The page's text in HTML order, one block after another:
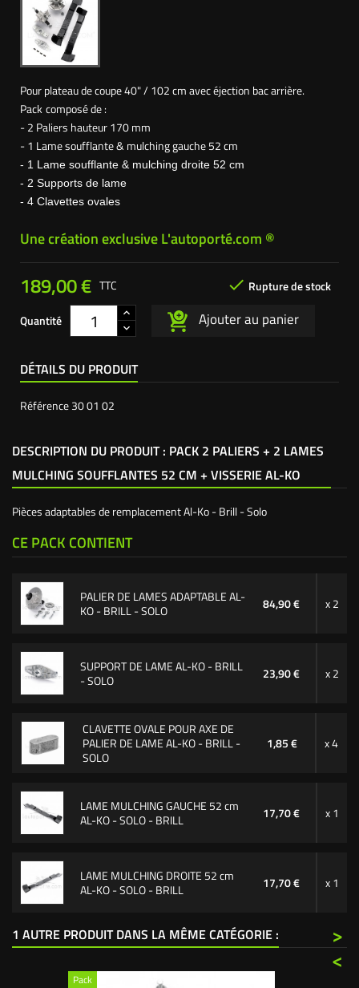
Pour plateau de coupe 40" / 102 cm avec éjection bac arrière.
Packcomposé de :
- 2 Paliers hauteur 170 mm
- 1 Lame soufflante & mulching gauche 52 cm
- 1 Lame soufflante & mulching droite 52 cm
- 2 Supports de lame
- 4 Clavettes ovales
Une création exclusive L'autoporté.com ®
189,00 €  Rupture de stock
TTC
Quantité Ajouter au panier
DÉTAILS DU PRODUIT
Référence30 01 02
DESCRIPTION DU PRODUIT : PACK 2 PALIERS + 2 LAMES
MULCHING SOUFFLANTES 52 CM + VISSERIE AL-KO
Pièces adaptables de remplacement Al-Ko - Brill - Solo
CE PACK CONTIENT
PALIER DE LAMES ADAPTABLE AL-
KO - BRILL - SOLO
84,90 € x 2
SUPPORT DE LAME AL-KO - BRILL
- SOLO
23,90 € x 2
CLAVETTE OVALE POUR AXE DE
PALIER DE LAME AL-KO - BRILL -
SOLO
1,85 € x 4
LAME MULCHING GAUCHE 52 cm
AL-KO - SOLO - BRILL
17,70 € x 1
LAME MULCHING DROITE 52 cm
AL-KO - SOLO - BRILL
17,70 € x 1
1 AUTRE PRODUIT DANS LA MÊME CATÉGORIE :
>
<
Pack